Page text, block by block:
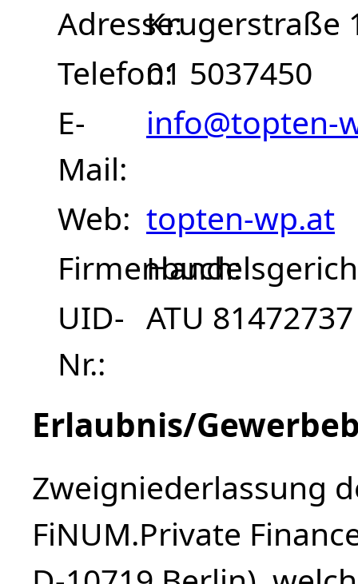
AdresseKrugerstraße
Telefon01 5037450
E-
Mail
info@topten-
Web
topten-wp.at
Firmenbuch
UID-
Nr.
ATU 81472737
Erlaubnis/
Zweigniederlassung
FiNUM.Private